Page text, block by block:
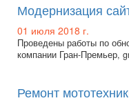
Модернизация
01 июля 2018 г.
Проведены работы по
компании Гран-Премьер,
Ремонт